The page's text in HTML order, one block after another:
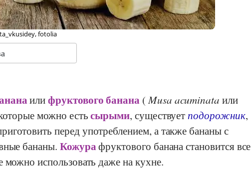
Weber, Stiftung Gesundheit und Ernährung Schweiz
илифруктового банана (Musa acuminata или
можно естьсырыми, существуетподорожник,
перед употреблением, а также бананы с
бананы. Кожурафруктового банана становится все
можно использовать даже на кухне.